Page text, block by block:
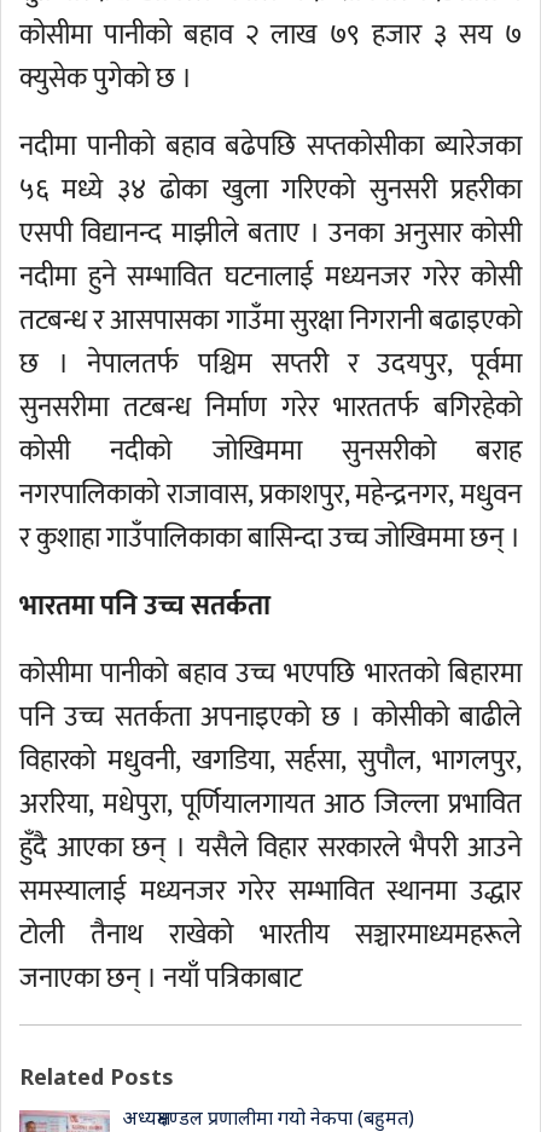
कोसीमा पानीको बहाव २ लाख ७९ हजार ३ सय ७
क्युसेक पुगेको छ ।
नदीमा पानीको बहाव बढेपछि सप्तकोसीका ब्यारेजका
५६ मध्ये ३४ ढोका खुला गरिएको सुनसरी प्रहरीका
एसपी विद्यानन्द माझीले बताए । उनका अनुसार कोसी
नदीमा हुने सम्भावित घटनालाई मध्यनजर गरेर कोसी
तटबन्ध र आसपासका गाउँमा सुरक्षा निगरानी बढाइएको
छ । नेपालतर्फ पश्चिम सप्तरी र उदयपुर, पूर्वमा
सुनसरीमा तटबन्ध निर्माण गरेर भारततर्फ बगिरहेको
कोसी नदीको जोखिममा सुनसरीको बराह
नगरपालिकाको राजावास, प्रकाशपुर, महेन्द्रनगर, मधुवन
र कुशाहा गाउँपालिकाका बासिन्दा उच्च जोखिममा छन् ।
भारतमा पनि उच्च सतर्कता
कोसीमा पानीको बहाव उच्च भएपछि भारतको बिहारमा
पनि उच्च सतर्कता अपनाइएको छ । कोसीको बाढीले
विहारको मधुवनी, खगडिया, सर्हसा, सुपौल, भागलपुर,
अररिया, मधेपुरा, पूर्णियालगायत आठ जिल्ला प्रभावित
हुँदै आएका छन् । यसैले विहार सरकारले भैपरी आउने
समस्यालाई मध्यनजर गरेर सम्भावित स्थानमा उद्धार
टोली तैनाथ राखेको भारतीय सञ्चारमाध्यमहरूले
जनाएका छन् । नयाँ पत्रिकाबाट
Related Posts
अध्यक्षमण्डल प्रणालीमा गयो नेकपा (बहुमत)